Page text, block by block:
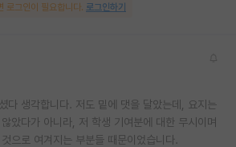
로그인이 필요합니다. 로그인하기
다 생각합니다. 저도 밑에 댓을 달았는데, 요지는
았다가 아니라, 저 학생 기여분에 대한 무시이며
으로 여겨지는 부분들 때문이었습니다.